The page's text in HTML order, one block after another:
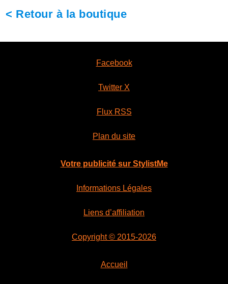
x
t
r
x
c
t
e
e
t
:
,
< Retour à la boutique
Facebook
Twitter X
Flux RSS
Plan du site
Votre publicité sur StylistMe
Informations Légales
Liens d’affiliation
Copyright © 2015-2026
Accueil